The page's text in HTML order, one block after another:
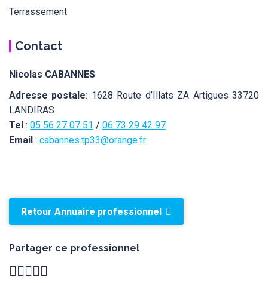
Terrassement
Contact
Nicolas CABANNES
Adresse postale: 1628 Route d’Illats ZA Artigues 33720
LANDIRAS
Tel : 05 56 27 07 51 / 06 73 29 42 97
Email : cabannes.tp33@orange.fr
Retour Annuaire professionnel
Partager ce professionnel